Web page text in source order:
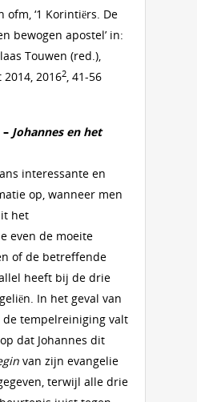
ofm, ‘1 Korintiërs. De
bewogen apostel’ in:
Touwen (red.),
2014, 20162, 41-56
– Johannes en het
interessante en
op, wanneer men
het
even de moeite
of de betreffende
heeft bij de drie
In het geval van
tempelreiniging valt
dat Johannes dit
van zijn evangelie
terwijl alle drie